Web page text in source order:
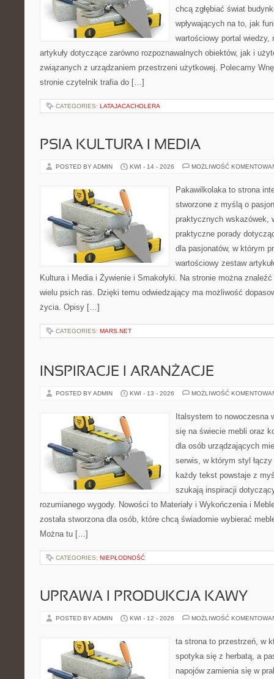
chcą zgłębiać świat
wpływających na to, jak
wartościowy portal
artykuły dotyczące zarówno rozpoznawalnych obiektów, jak i
związanych z urządzaniem przestrzeni użytkowej. Polecamy
stronie czytelnik trafia do […]
CATEGORIES: LATAJACACHOLERA
PSIA KULTURA I MEDIA
POSTED BY ADMIN KWI - 14 - 2026 MOŻLIWOŚĆ
Pakawilkolaka to strona
stworzone z myślą o
praktycznych wskazówek,
praktyczne porady
dla pasjonatów, w którym
wartościowy zestaw
Kultura i Media i Żywienie i Smakołyki. Na stronie można
wielu psich ras. Dzięki temu odwiedzający ma możliwość
życia. Opisy […]
CATEGORIES: MARS.NET
INSPIRACJE I ARANŻACJE
POSTED BY ADMIN KWI - 13 - 2026 MOŻLIWOŚĆ
Italsystem to nowoczesna
się na świecie mebli oraz
dla osób urządzających
serwis, w którym styl
każdy tekst powstaje z
szukają inspiracji
rozumianego wygody. Nowości to Materiały i Wykończenia i
została stworzona dla osób, które chcą świadomie wybierać
Można tu […]
CATEGORIES: NIEPŁODNOŚĆ
UPRAWA I PRODUKCJA KAWY
POSTED BY ADMIN KWI - 12 - 2026 MOŻLIWOŚĆ
ta strona to przestrzeń, w
spotyka się z herbatą, a
napojów zamienia się w